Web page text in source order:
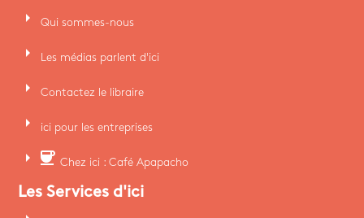
arrow_right Qui sommes-nous
arrow_right Les médias parlent d'ici
arrow_right Contactez le libraire
arrow_right ici pour les entreprises
arrow_right coffee Chez ici : Café Apapacho
Les Services d'ici